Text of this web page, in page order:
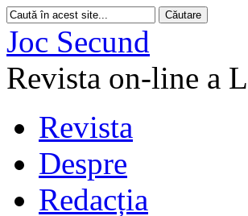
Joc Secund
Revista on-line a
Revista
Despre
Redacția